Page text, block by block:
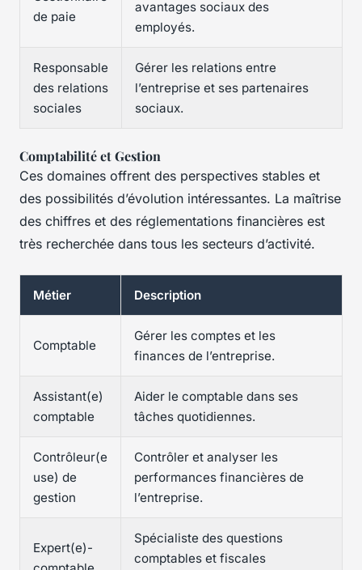
de paie
avantages sociaux des
employés.
Responsable
des relations
sociales
Gérer les relations entre
l’entreprise et ses partenaires
sociaux.
Comptabilité et Gestion
Ces domaines offrent des perspectives stables et
des possibilités d’évolution intéressantes. La maîtrise
des chiffres et des réglementations financières est
très recherchée dans tous les secteurs d’activité.
Métier Description
Comptable
Gérer les comptes et les
finances de l’entreprise.
Assistant(e)
comptable
Aider le comptable dans ses
tâches quotidiennes.
Contrôleur(e
use) de
gestion
Contrôler et analyser les
performances financières de
l’entreprise.
Expert(e)-
Spécialiste des questions
comptables et fiscales